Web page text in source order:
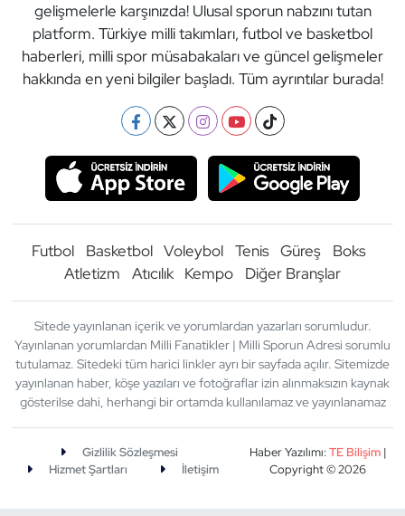
gelişmelerle karşınızda! Ulusal sporun nabzını tutan
platform. Türkiye milli takımları, futbol ve basketbol
haberleri, milli spor müsabakaları ve güncel gelişmeler
hakkında en yeni bilgiler başladı. Tüm ayrıntılar burada!
Futbol Basketbol Voleybol Tenis Güreş
Boks
Atletizm
Atıcılık Kempo Diğer Branşlar
Sitede yayınlanan içerik ve yorumlardan yazarları sorumludur.
Yayınlanan yorumlardan Milli Fanatikler | Milli Sporun Adresi sorumlu
tutulamaz. Sitedeki tüm harici linkler ayrı bir sayfada açılır. Sitemizde
yayınlanan haber, köşe yazıları ve fotoğraflar izin alınmaksızın kaynak
gösterilse dahi, herhangi bir ortamda kullanılamaz ve yayınlanamaz
Gizlilik Sözleşmesi
Hizmet Şartları
İletişim
Haber Yazılımı:TE Bilişim|
Copyright © 2026